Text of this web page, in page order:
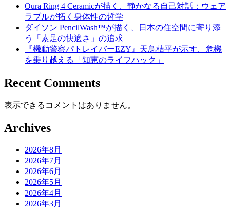
Oura Ring 4 Ceramicが描く、静かなる自己対話：ウェア
ラブルが拓く身体性の哲学
ダイソン PencilWash™が描く、日本の住空間に寄り添
う「素足の快適さ」の追求
『機動警察パトレイバーEZY』天鳥桔平が示す、危機
を乗り越える「知恵のライフハック」
Recent Comments
表示できるコメントはありません。
Archives
2026年8月
2026年7月
2026年6月
2026年5月
2026年4月
2026年3月